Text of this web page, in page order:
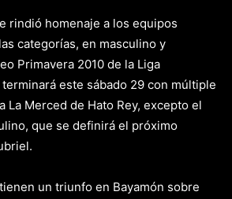
rindió homenaje a los equipos
categorías, en masculino y
Primavera 2010 de la Liga
este sábado 29 con múltiple
La Merced de Hato Rey, excepto el
que se definirá el próximo
un triunfo en Bayamón sobre